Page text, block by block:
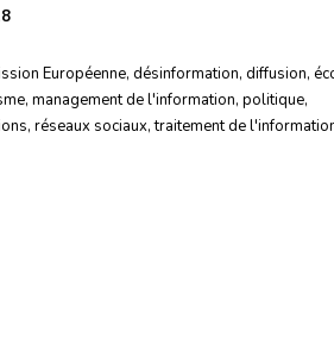
Européenne, désinformation, diffusion,
, management de l'information, politique,
, réseaux sociaux,traitement de